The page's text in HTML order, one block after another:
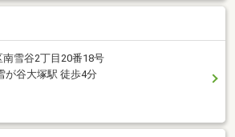
雪谷2丁目20番18号
が谷大塚駅 徒歩4分